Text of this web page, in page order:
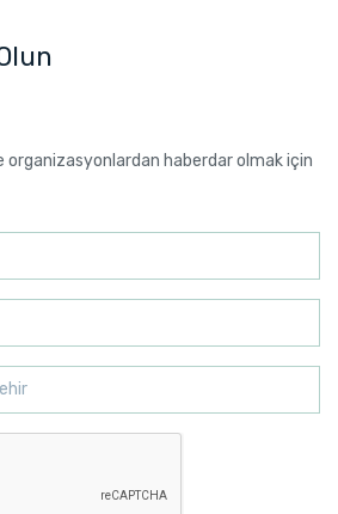
organizasyonlardan haberdar olmak için